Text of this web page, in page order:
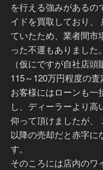
を行える強みがあるの
イドを買取しており、
ていたため、業者間市
った不運もありました
（仮にですが自社店
115～120万円程度の査
お客様にはローンも一
し、ディーラーより
仰って頂けましたが、
以降の売却だと赤字に
す。
そのころには店内のワ